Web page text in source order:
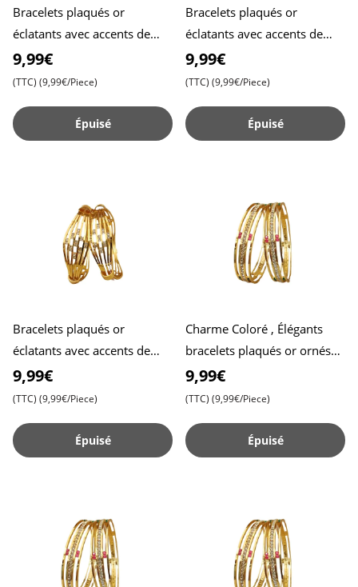
Bracelets plaqués or
éclatants avec accents de
pierres brillantes , Idéals
pour ajouter une touche d
9,99€
(TTC) (9,99€/Piece)
Épuisé
Bracelets plaqués or
éclatants avec accents de
pierres brillantes , Idéals
pour ajouter une touche d
9,99€
(TTC) (9,99€/Piece)
Épuisé
Bracelets plaqués or
éclatants avec accents de
pierres brillantes , Idéals
pour ajouter une touche d
9,99€
(TTC) (9,99€/Piece)
Épuisé
Charme Coloré , Élégants
bracelets plaqués or ornés
de pierres précieuses variées
pour un style viva
9,99€
(TTC) (9,99€/Piece)
Épuisé